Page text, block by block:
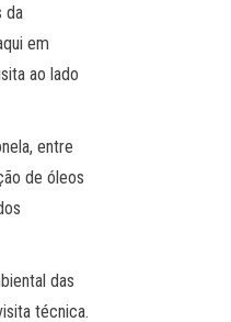
da
em
ao lado
entre
de óleos
das
técnica.